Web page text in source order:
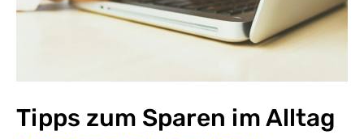
Tipps zum Sparen im Alltag